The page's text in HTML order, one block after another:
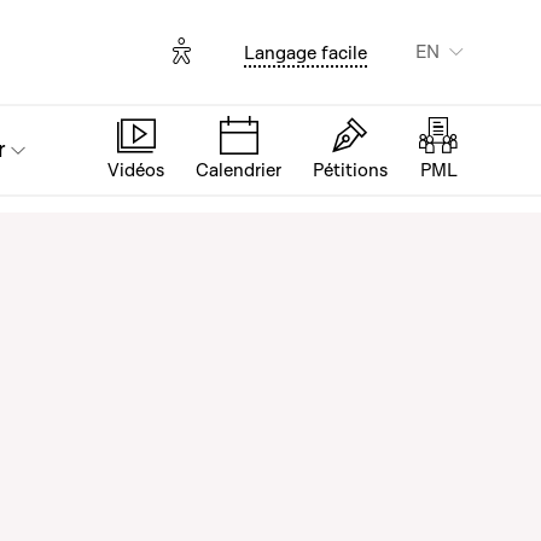
Options d'accessibilité
Langage facile EN
Vidéos Calendrier Pétitions PML